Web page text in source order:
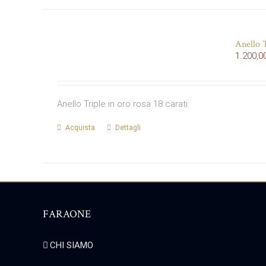
Anello
Anello Triple in oro rosa 18 carati
Acquista Dettagli
FARAONE
CHI SIAMO